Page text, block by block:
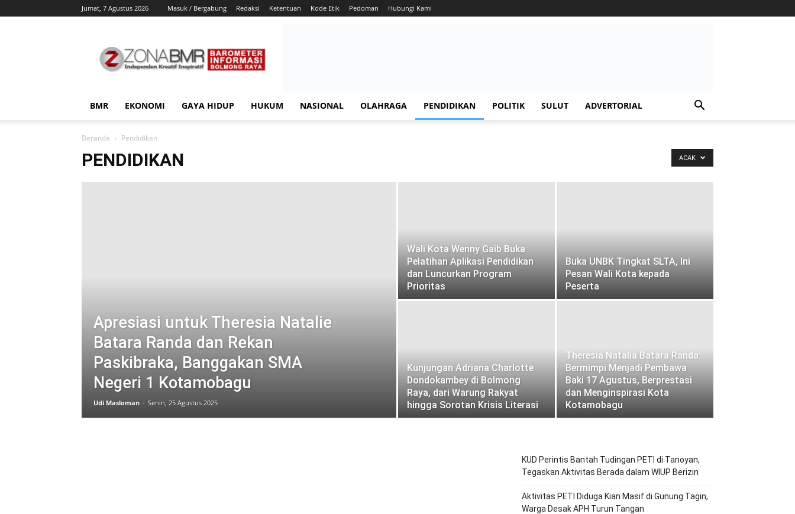
Jumat, 7 Agustus 2026 Masuk / Bergabung Redaksi Ketentuan Kode Etik Pedoman Hubungi Kami
BMR EKONOMI GAYA HIDUP HUKUM NASIONAL OLAHRAGA PENDIDIKAN POLITIK SULUT ADVERTORIAL
Beranda Pendidikan
PENDIDIKAN ACAK
Apresiasi untuk Theresia Natalie
Batara Randa dan Rekan
Paskibraka, Banggakan SMA
Negeri 1 Kotamobagu
Udi Masloman - Senin, 25 Agustus 2025
Wali Kota Wenny Gaib Buka
Pelatihan Aplikasi Pendidikan
dan Luncurkan Program
Prioritas
Buka UNBK Tingkat SLTA, Ini
Pesan Wali Kota kepada
Peserta
Kunjungan Adriana Charlotte
Dondokambey di Bolmong
Raya, dari Warung Rakyat
hingga Sorotan Krisis Literasi
Theresia Natalia Batara Randa:
Bermimpi Menjadi Pembawa
Baki 17 Agustus, Berprestasi
dan Menginspirasi Kota
Kotamobagu
KUD Perintis Bantah Tudingan PETI di Tanoyan,
Tegaskan Aktivitas Berada dalam WIUP Berizin
Aktivitas PETI Diduga Kian Masif di Gunung Tagin,
Warga Desak APH Turun Tangan